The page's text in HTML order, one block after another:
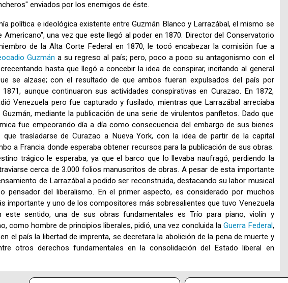
enviados por los enemigos de éste.
política e ideológica existente entre Guzmán Blanco y Larrazábal, el mismo se
Americano", una vez que este llegó al poder en 1870. Director del Conservatorio
de la Alta Corte Federal en 1870, le tocó encabezar la comisión fue a
Guzmán a su regreso al país; pero, poco a poco su antagonismo con el
hasta que llegó a concebir la idea de conspirar, incitando al general
se alzase; con el resultado de que ambos fueran expulsados del país por
aunque continuaron sus actividades conspirativas en Curazao. En 1872,
Venezuela pero fue capturado y fusilado, mientras que Larrazábal arreciaba
mediante la publicación de una serie de virulentos panfletos. Dado que
fue empeorando día a día como consecuencia del embargo de sus bienes
que trasladarse de Curazao a Nueva York, con la idea de partir de la capital
a Francia donde esperaba obtener recursos para la publicación de sus obras.
trágico le esperaba, ya que el barco que lo llevaba naufragó, perdiendo la
cerca de 3.000 folios manuscritos de obras. A pesar de esta importante
de Larrazábal a podido ser reconstruida, destacando su labor musical
pensador del liberalismo. En el primer aspecto, es considerado por muchos
importante y uno de los compositores más sobresalientes que tuvo Venezuela
este sentido, una de sus obras fundamentales es Trío para piano, violín y
como hombre de principios liberales, pidió, una vez concluida la Guerra Federal,
el país la libertad de imprenta, se decretara la abolición de la pena de muerte y
otros derechos fundamentales en la consolidación del Estado liberal en